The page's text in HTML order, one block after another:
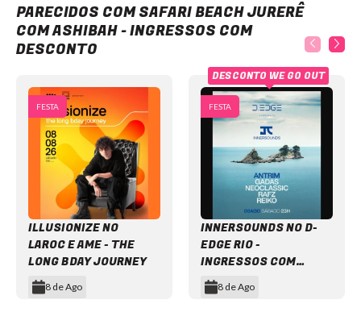
PARECIDOS COM SAFARI BEACH JURERÊ
COM ASHIBAH - INGRESSOS COM
DESCONTO
FESTA
ILLUSIONIZE NO
LAROC E AME - THE
LONG BDAY JOURNEY
8 de Ago
FESTA
INNERSOUNDS NO D-
EDGE RIO -
INGRESSOS COM
DESCONTO
8 de Ago
DESCONTO WE GO OUT